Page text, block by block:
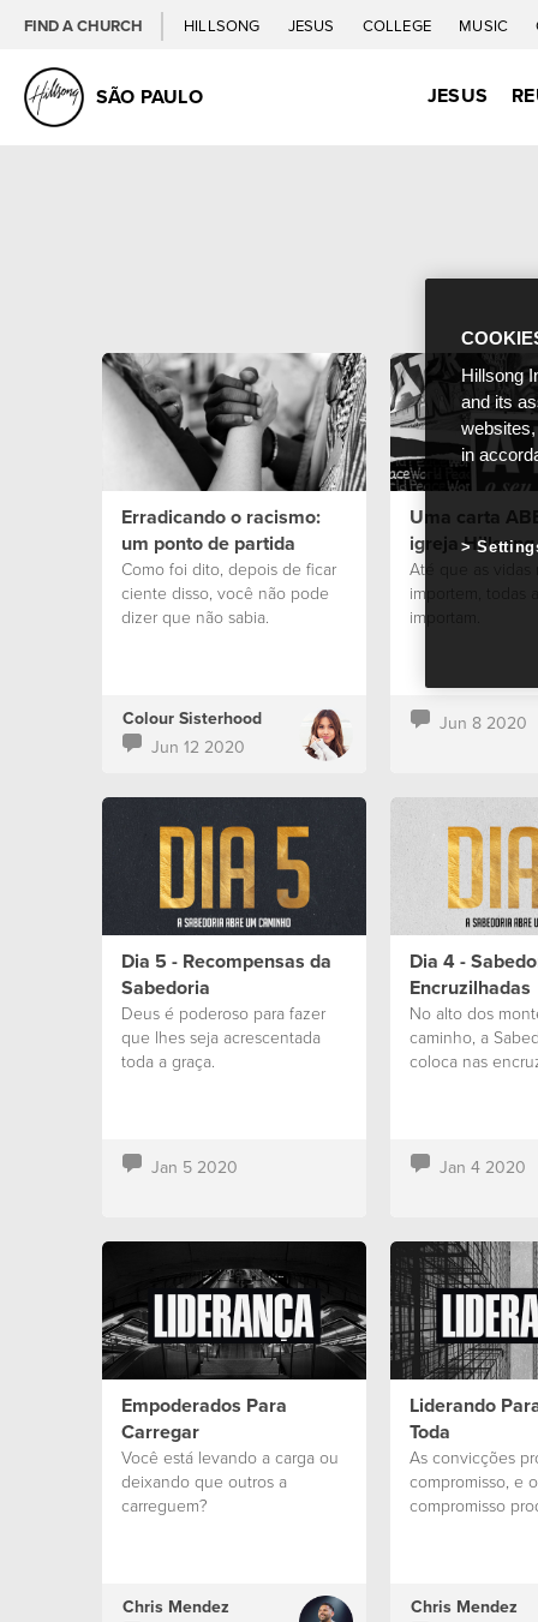
FIND A CHURCH HILLSONG JESUS COLLEGE MUSIC
SÃO PAULO JESUS
Erradicando o racismo:
um ponto de partida
Como foi dito, depois de ficar
ciente disso, você não pode
dizer que não sabia.
Colour Sisterhood
Jun 12 2020
Uma carta
igreja Hillsong
Até que as vidas
importem, todas
importam.
Jun 8 2020
Dia 5 - Recompensas da
Sabedoria
Deus é poderoso para fazer
que lhes seja acrescentada
toda a graça.
Jan 5 2020
Dia 4 -
Encruzilhadas
No alto dos
caminho, a
coloca nas
Jan 4 2020
Empoderados Para
Carregar
Você está levando a carga ou
deixando que outros a
carreguem?
Chris Mendez
Liderando
Toda
As convicções
compromisso, e o
compromisso
Chris Mendez
Hillsong
and its
in